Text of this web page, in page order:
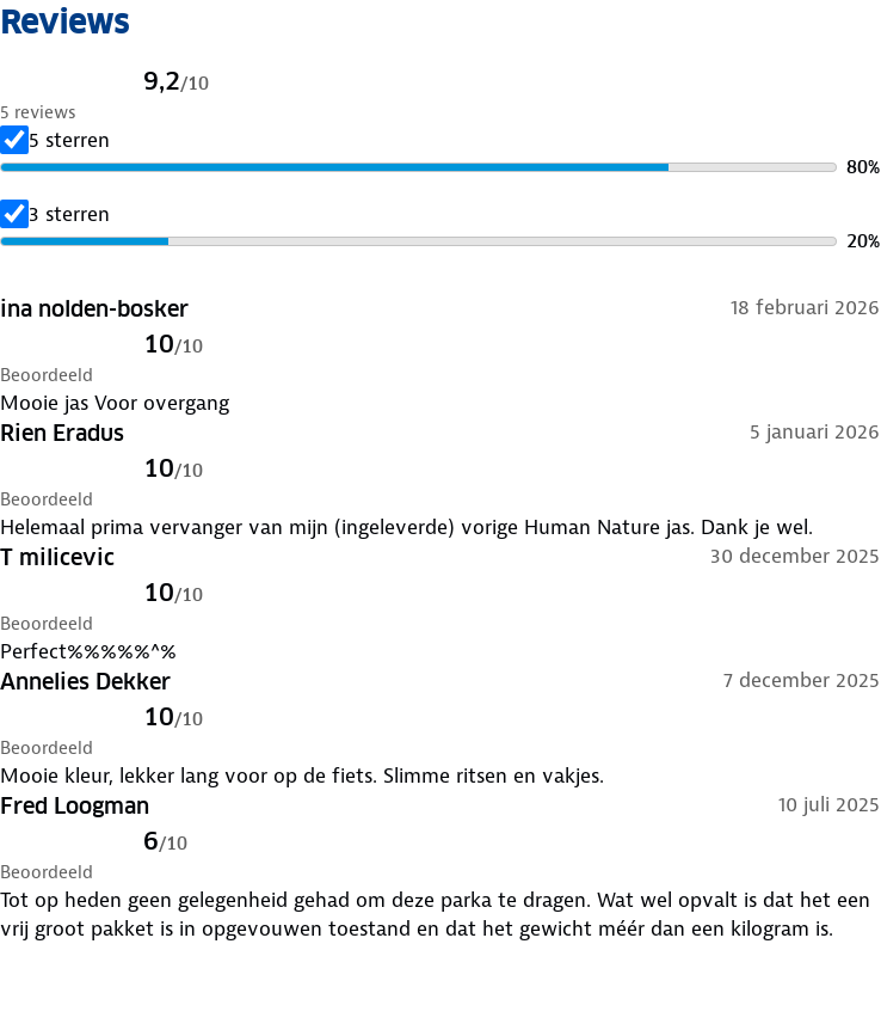
en was op 30 graden. Is je kleding aan vervanging toe? Lever het in bij onze winkels. Wij
Reviews
9,2/10
5 reviews
5 sterren
80%
3 sterren
20%
ina nolden-bosker 18 februari 2026
10/10
Beoordeeld
Mooie jas Voor overgang
Rien Eradus 5 januari 2026
10/10
Beoordeeld
Helemaal prima vervanger van mijn (ingeleverde) vorige Human Nature jas. Dank je wel.
T milicevic 30 december 2025
10/10
Beoordeeld
Perfect%%%%%^%
Annelies Dekker 7 december 2025
10/10
Beoordeeld
Mooie kleur, lekker lang voor op de fiets. Slimme ritsen en vakjes.
Fred Loogman 10 juli 2025
6/10
Beoordeeld
Tot op heden geen gelegenheid gehad om deze parka te dragen. Wat wel opvalt is dat het een
vrij groot pakket is in opgevouwen toestand en dat het gewicht méér dan een kilogram is.